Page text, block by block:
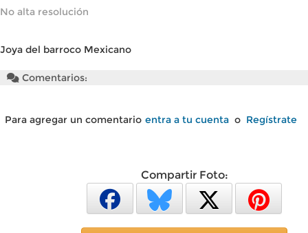
No alta resolución
Joya del barroco Mexicano
Comentarios:
Para agregar un comentario entra a tu cuenta o Regístrate
Compartir Foto: